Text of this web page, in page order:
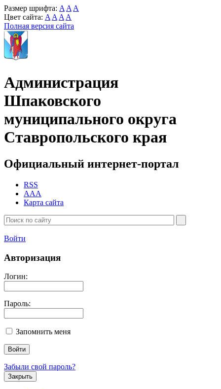
Размер шрифта: A A A
Цвет сайта: A A A A
Полная версия сайта
Администрация
Шпаковского
муниципального округа
Ставропольского края
Официальный интернет-портал
RSS
AAA
Карта сайта
Войти
Авторизация
Логин:
Пароль:
Запомнить меня
Забыли свой пароль?
Закрыть